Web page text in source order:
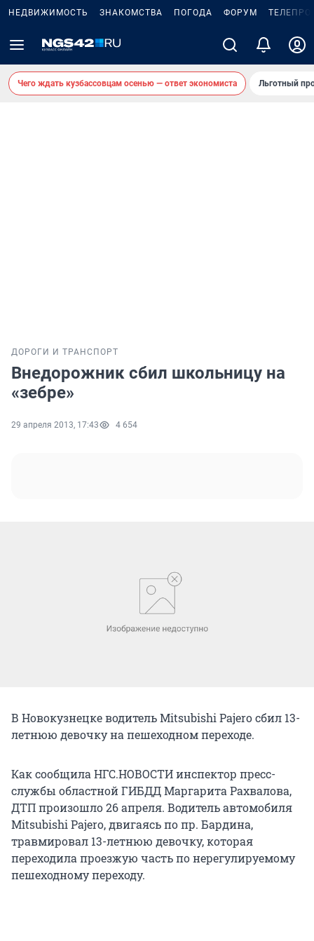
НЕДВИЖИМОСТЬ ЗНАКОМСТВА ПОГОДА ФОРУМ
Чего ждать кузбассовцам осенью — ответ экономиста Льготный
ДОРОГИ И ТРАНСПОРТ
Внедорожник сбил школьницу на
«зебре»
29 апреля 2013, 17:43 4 654
В Новокузнецке водитель Mitsubishi Pajero сбил 13-
летнюю девочку на пешеходном переходе.
Как сообщила НГС.НОВОСТИ инспектор пресс-
службы областной ГИБДД Маргарита Рахвалова,
ДТП произошло 26 апреля. Водитель автомобиля
Mitsubishi Pajero, двигаясь по пр. Бардина,
травмировал 13-летнюю девочку, которая
переходила проезжую часть по нерегулируемому
пешеходному переходу.